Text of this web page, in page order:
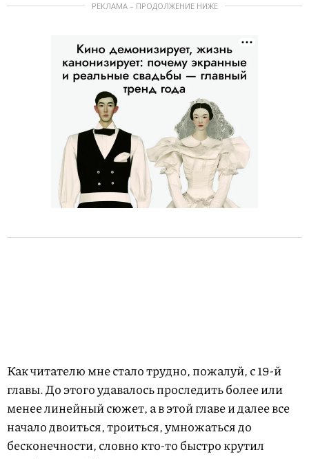
РЕКЛАМА – ПРОДОЛЖЕНИЕ НИЖЕ
Как читателю мне стало трудно, пожалуй, с 19-й
главы. До этого удавалось проследить более или
менее линейный сюжет, а в этой главе и далее все
начало двоиться, троиться, умножаться до
бесконечности, словно кто-то быстро крутил